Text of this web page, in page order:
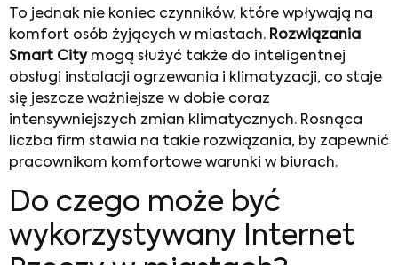
To jednak nie koniec czynników, które wpływają na
komfort osób żyjących w miastach. Rozwiązania
Smart Citymogą służyć także do inteligentnej
obsługi instalacji ogrzewania i klimatyzacji, co staje
się jeszcze ważniejsze w dobie coraz
intensywniejszych zmian klimatycznych. Rosnąca
liczba firm stawia na takie rozwiązania, by zapewnić
pracownikom komfortowe warunki w biurach.
Do czego może być
wykorzystywany Internet